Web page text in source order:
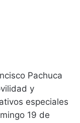
Pachuca
y
especiales
19 de